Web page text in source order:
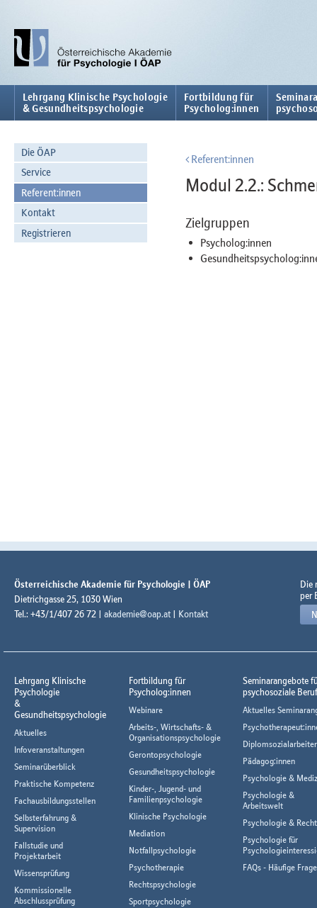
Lehrgang Klinische Psychologie
& Gesundheitspsychologie
Fortbildung für
Psycholog:innen
Die ÖAP
Service
Referent:innen
Kontakt
Registrieren
Referent:innen
Modul 2.2.:
Zielgruppen
Psycholog:innen
Österreichische Akademie für Psychologie | ÖAP
Dietrichgasse 25, 1030 Wien
Tel.: +43/1/407 26 72 | akademie@oap.at | Kontakt
Die
per
Lehrgang Klinische
Psychologie
&
Gesundheitspsychologie
Aktuelles
Infoveranstaltungen
Seminarüberblick
Praktische Kompetenz
Fachausbildungsstellen
Selbsterfahrung &
Supervision
Fallstudie und
Projektarbeit
Wissensprüfung
Kommissionelle
Abschlussprüfung
Fortbildung für
Psycholog:innen
Webinare
Arbeits-, Wirtschafts- &
Organisationspsychologie
Gerontopsychologie
Gesundheitspsychologie
Kinder-, Jugend- und
Familienpsychologie
Klinische Psychologie
Mediation
Notfallpsychologie
Psychotherapie
Rechtspsychologie
Sportpsychologie
Seminarangebote
psychosoziale
Aktuelles
Pädagog:innen
Psychologie &
Psychologie &
Arbeitswelt
Psychologie & Recht
Psychologie für
FAQs - Häufige